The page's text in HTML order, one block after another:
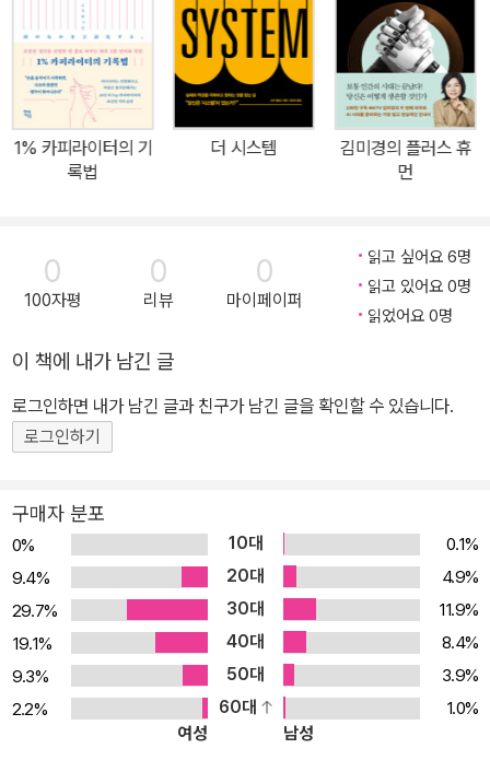
점 발견 프로그램, 클리프턴 스트렝스 그렇다면 어떻게 하면 자신의
재능을 발견해 강점으로 개발할 수 있을까? 이 책에는 독자 스스로
자신의 재능을 알아내고, 그것을 강점으로 발전시킴으로써 지속적이
고 완벽에 가까운 실행을 할 수 있도록 돕는 혁명적인 프로그램이 담
겨 있다. 그것이 바로 이 책의 핵심이라고 할 수 있는 클리프턴 스트렝
스다. 40년간 클리프턴 박사는 1,000만 명의 사람들을 대상으로 인
는 ‘테마’라고 이름 붙였다. 조사 결과, 이 34가지 테마는 다양한 조합
을 통해 뛰어난 성과를 올리는 데 필요한 재능들을 거의 대부분 설명
할 수 있음이 드러났다. 이 프로그램을 개발하는 동안 갤럽은 이 연구
에 참여한 사람들의 강점을 분석하여, 클리프턴 스트렝스를 실시하는
있는 방법을 연구했다. 이 책의 독자에게는 갤럽에서 개발한 웹사이
트에 접속해 34가지 재능 중 자신의 가장 뛰어난 5가지 재능을 알아
통해 34가지 재능 중 자신의 가장 뛰어난 재능을 발견하고, 책을 통
해 개인과 조직이 뛰어난 성과를 얻기 위해 어떻게 하면 타고난 재능
을 효과적으로 사용할 수 있는지 깨닫는다면 당신의 인생, 더 나아가
우리가 함께하는 세상을 바꿀 수 있다. 클리프턴 스트렝스를 어떻게
사용할 것인가 “직장에서 내가 가장 잘하는 일을 할 기회가 매일 있는
가?” 갤럽에서 1,000만 명이 넘는 사람들에게 위와 같은 질문을 던
졌을 때, 오직 30퍼센트만이 자신의 강점을 발휘하며 일하고 있다고
대답했다. 대부분의 조직은 직원들의 강점을 당연한 것으로 여기고
1% 카피라이터의 기
록법
더 시스템
김미경의 플러스 휴
먼
0
100자평
0
리뷰
0
마이페이퍼
읽고 싶어요 6명
읽고 있어요 0명
읽었어요 0명
이 책에 내가 남긴 글
로그인하면 내가 남긴 글과 친구가 남긴 글을 확인할 수 있습니다.
로그인하기
구매자 분포
0% 10대
0.1%
9.4%
20대
4.9%
29.7%
30대
11.9%
19.1%
40대
8.4%
9.3%
50대
3.9%
2.2%
60대
1.0%
여성
남성